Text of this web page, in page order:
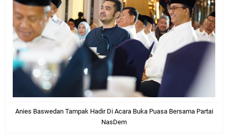
Anies Baswedan Tampak Hadir Di Acara Buka Puasa Bersama Partai
NasDem